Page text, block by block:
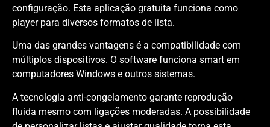
configuração. Esta aplicação gratuita funciona como
player para diversos formatos de lista.
Uma das grandes vantagens é a compatibilidade com
múltiplos dispositivos. O software funciona smart em
computadores Windows e outros sistemas.
A tecnologia anti-congelamento garante reprodução
fluida mesmo com ligações moderadas. A possibilidade